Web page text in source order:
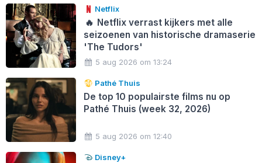
Netflix
🔥 Netflix verrast kijkers met alle
seizoenen van historische dramaserie
'The Tudors'
5 aug 2026 om 13:24
Pathé Thuis
De top 10 populairste films nu op
Pathé Thuis (week 32, 2026)
5 aug 2026 om 12:40
Disney+